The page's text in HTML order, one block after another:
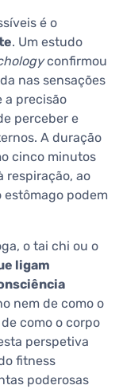
é o
. Um estudo
confirmou
nas sensações
a precisão
perceber e
A duração
cinco minutos
respiração, ao
podem
o tai chi ou o
ligam
nem de como o
como o corpo
perspetiva
fitness
poderosas